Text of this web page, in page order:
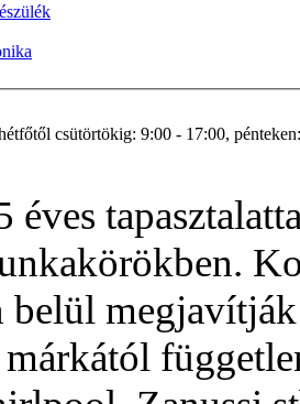
Üzletünk
éves
megjavítják
márkától